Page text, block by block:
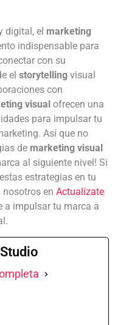
digital, el marketing
indispensable para
con su
el storytelling visual
con
visual ofrecen una
para impulsar tu
Así que no
de marketing visual
al siguiente nivel! Si
estrategias en tu
nosotros en Actualízate
a impulsar tu marca a